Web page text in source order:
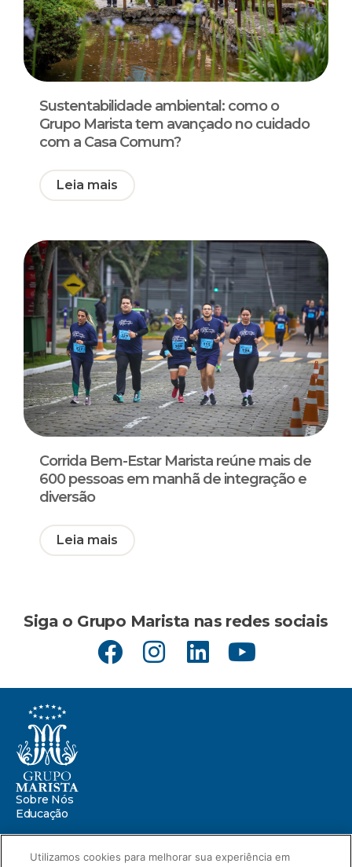
Sustentabilidade ambiental: como o
Grupo Marista tem avançado no cuidado
com a Casa Comum?
Leia mais
Corrida Bem-Estar Marista reúne mais de
600 pessoas em manhã de integração e
diversão
Leia mais
Siga o Grupo Marista nas redes sociais
Sobre Nós
Educação
Utilizamos cookies para melhorar sua experiência em